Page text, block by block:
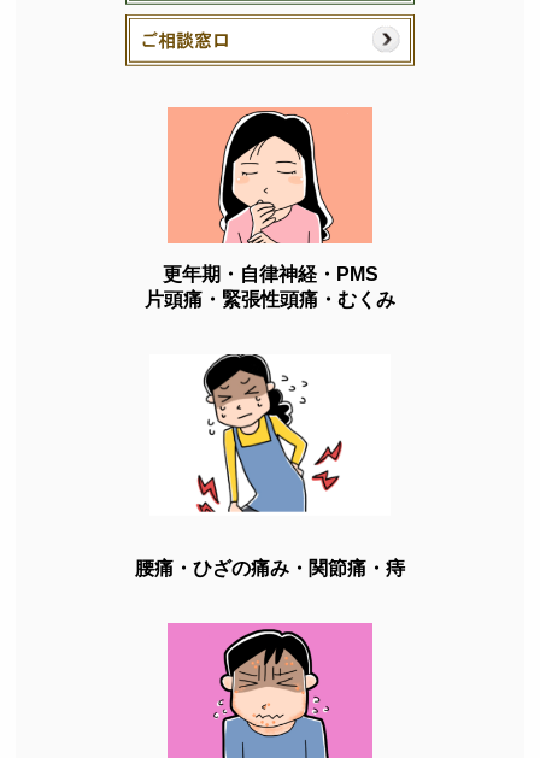
更年期・自律神経・PMS
片頭痛・緊張性頭痛・むくみ
腰痛・ひざの痛み・関節痛・痔